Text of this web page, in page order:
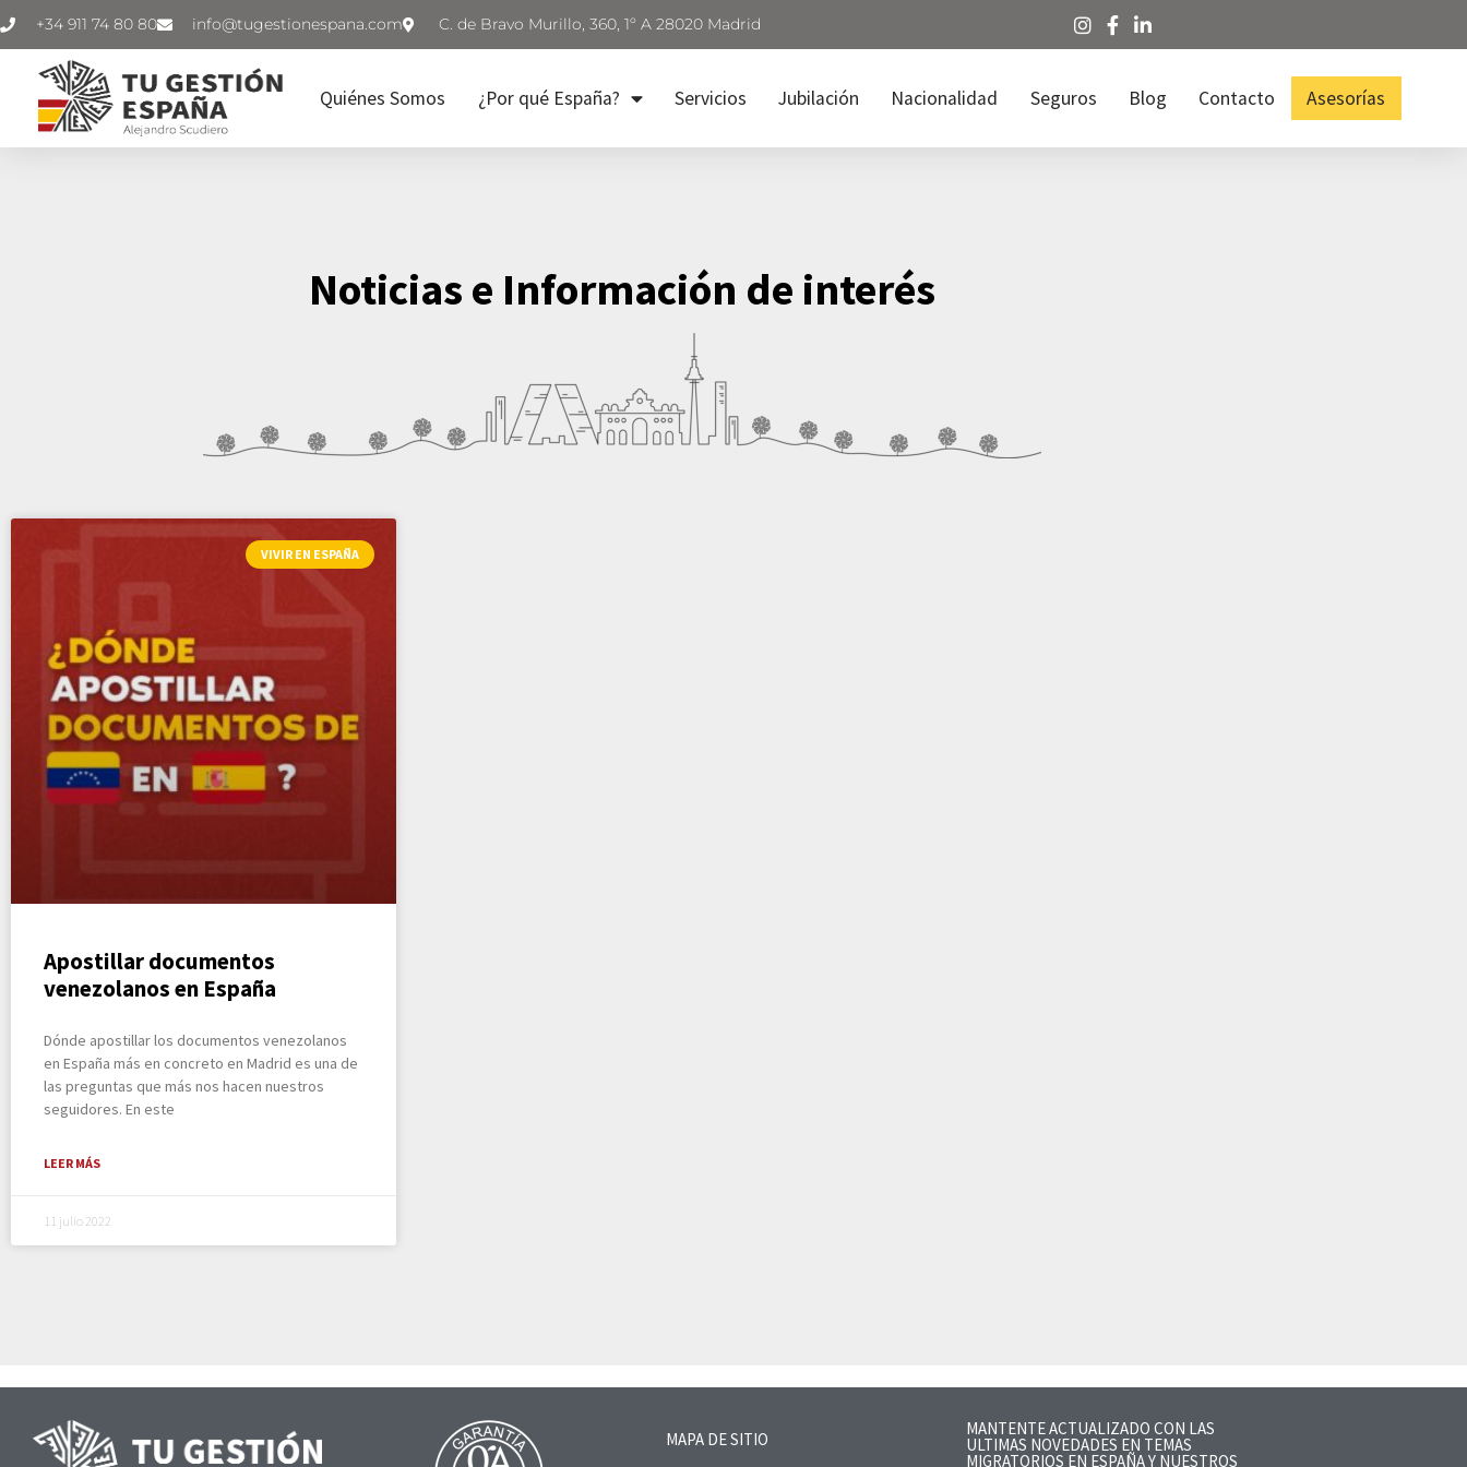
+34 911 74 80 80 C. de Bravo Murillo, 360, 1º A 28020 Madrid
Quiénes Somos ¿Por qué España? Servicios Jubilación Nacionalidad Seguros Blog Contacto Asesorías
Noticias e Información de interés
VIVIR EN ESPAÑA
Apostillar documentos
venezolanos en España
Dónde apostillar los documentos venezolanos
en España más en concreto en Madrid es una de
las preguntas que más nos hacen nuestros
seguidores. En este
LEER MÁS
11 julio 2022
MAPA DE SITIO
MANTENTE ACTUALIZADO CON LAS
ULTIMAS NOVEDADES EN TEMAS
MIGRATORIOS EN ESPAÑA Y NUESTROS